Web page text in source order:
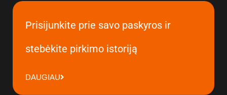
Prisijunkite prie savo paskyros ir
stebėkite pirkimo istoriją
DAUGIAU